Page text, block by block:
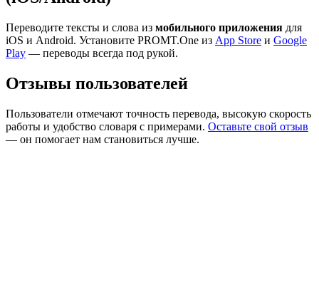
Переводите тексты и слова из мобильного приложения для
iOS и Android. Установите PROMT.One из App Store и Google
Play — переводы всегда под рукой.
Отзывы пользователей
Пользователи отмечают точность перевода, высокую скорость
работы и удобство словаря с примерами. Оставьте свой отзыв
— он помогает нам становиться лучше.